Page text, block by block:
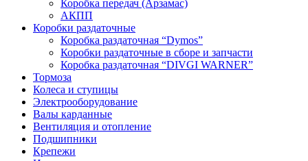
Коробка передач (Арзамас)
АКПП
Коробки раздаточные
Коробка раздаточная “Dymos”
Коробки раздаточные в сборе и запчасти
Коробка раздаточная “DIVGI WARNER”
Тормоза
Колеса и ступицы
Электрооборудование
Валы карданные
Вентиляция и отопление
Подшипники
Крепежи